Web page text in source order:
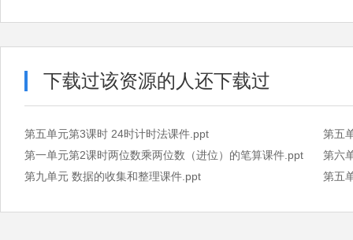
下载过该资源的人还下载过
第五单元第3课时 24时计时法课件.ppt
第五
第一单元第2课时两位数乘两位数（进位）的笔算课件.ppt
第六
第九单元 数据的收集和整理课件.ppt
第五